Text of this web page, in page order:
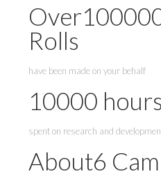
Over
Rolls
have been made on your behalf
10000 hours
spent on research and
About6